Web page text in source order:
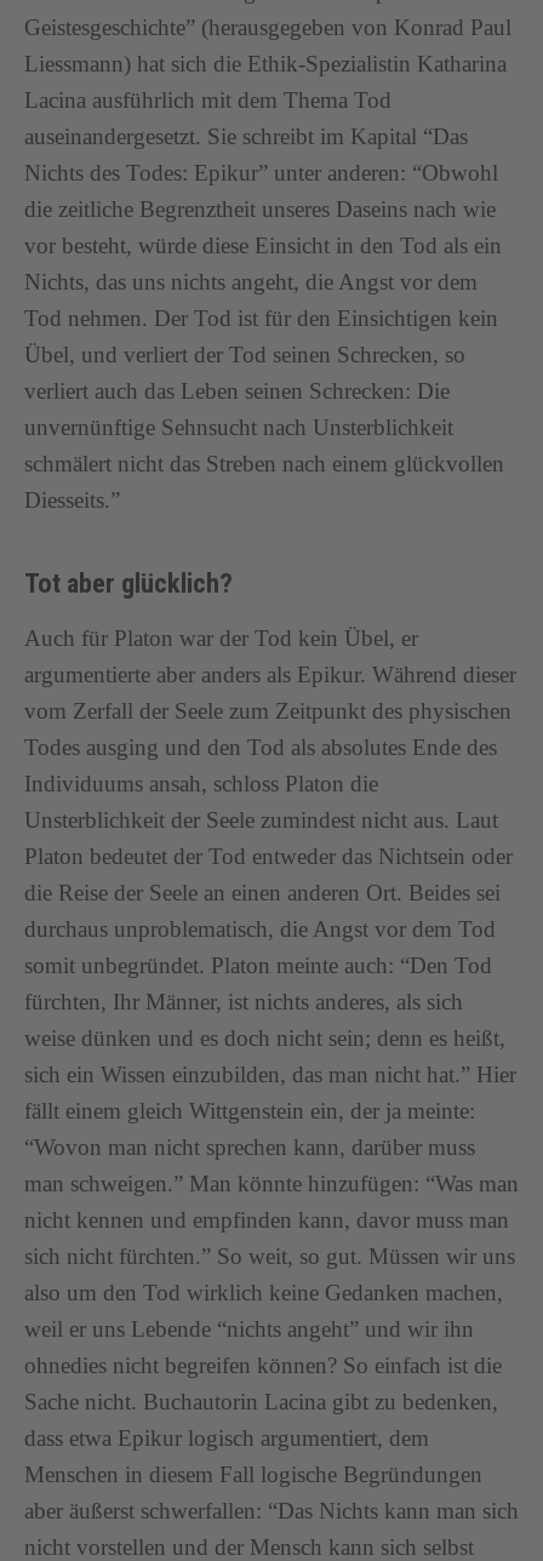
Geistesgeschichte” (herausgegeben von Konrad Paul
Liessmann) hat sich die Ethik-Spezialistin Katharina
Lacina ausführlich mit dem Thema Tod
auseinandergesetzt. Sie schreibt im Kapital “Das
Nichts des Todes: Epikur” unter anderen: “Obwohl
die zeitliche Begrenztheit unseres Daseins nach wie
vor besteht, würde diese Einsicht in den Tod als ein
Nichts, das uns nichts angeht, die Angst vor dem
Tod nehmen. Der Tod ist für den Einsichtigen kein
Übel, und verliert der Tod seinen Schrecken, so
verliert auch das Leben seinen Schrecken: Die
unvernünftige Sehnsucht nach Unsterblichkeit
schmälert nicht das Streben nach einem glückvollen
Diesseits.”
Tot aber glücklich?
Auch für Platon war der Tod kein Übel, er
argumentierte aber anders als Epikur. Während dieser
vom Zerfall der Seele zum Zeitpunkt des physischen
Todes ausging und den Tod als absolutes Ende des
Individuums ansah, schloss Platon die
Unsterblichkeit der Seele zumindest nicht aus. Laut
Platon bedeutet der Tod entweder das Nichtsein oder
die Reise der Seele an einen anderen Ort. Beides sei
durchaus unproblematisch, die Angst vor dem Tod
somit unbegründet. Platon meinte auch: “Den Tod
fürchten, Ihr Männer, ist nichts anderes, als sich
weise dünken und es doch nicht sein; denn es heißt,
sich ein Wissen einzubilden, das man nicht hat.” Hier
fällt einem gleich Wittgenstein ein, der ja meinte:
“Wovon man nicht sprechen kann, darüber muss
man schweigen.” Man könnte hinzufügen: “Was man
nicht kennen und empfinden kann, davor muss man
sich nicht fürchten.” So weit, so gut. Müssen wir uns
also um den Tod wirklich keine Gedanken machen,
weil er uns Lebende “nichts angeht” und wir ihn
ohnedies nicht begreifen können? So einfach ist die
Sache nicht. Buchautorin Lacina gibt zu bedenken,
dass etwa Epikur logisch argumentiert, dem
Menschen in diesem Fall logische Begründungen
aber äußerst schwerfallen: “Das Nichts kann man sich
nicht vorstellen und der Mensch kann sich selbst